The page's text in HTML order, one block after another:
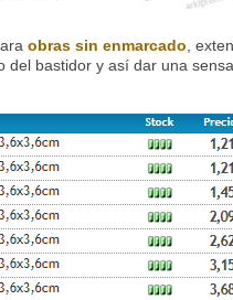
obras sin enmarcado ,
bastidor y así dar una